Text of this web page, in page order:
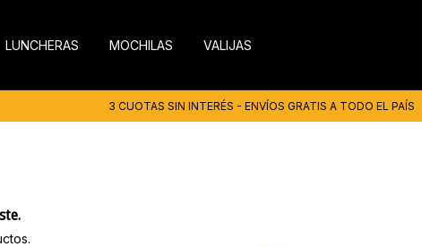
LUNCHERAS MOCHILAS VALIJAS
3 CUOTAS SIN INTERÉS - ENVÍOS GRATIS A TODO EL PAÍS